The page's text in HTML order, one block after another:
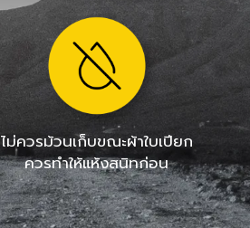
ไม่ควรม้วนเก็บขณะผ้าใบเปียก
ควรทำให้แห้งสนิทก่อน